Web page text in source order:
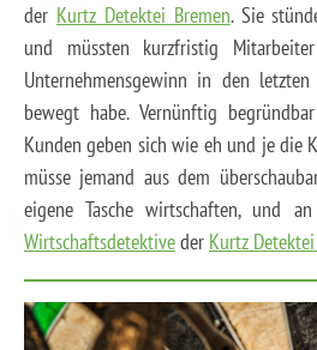
der Kurtz Detektei Bremen. Sie
und müssten kurzfristig
Unternehmensgewinn in den
bewegt habe. Vernünftig
Kunden geben sich wie eh und je die
müsse jemand aus dem
eigene Tasche wirtschaften, und
Wirtschaftsdetektiveder Kurtz